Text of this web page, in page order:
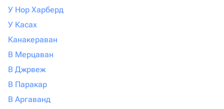
У Нор Харберд
У Касах
Канакераван
В Мерцаван
В Джрвеж
В Паракар
В Аргаванд